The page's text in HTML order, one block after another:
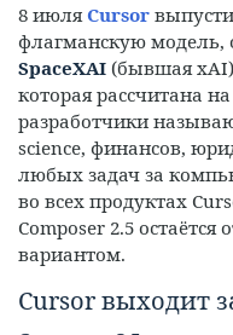
8 июля Cursor
флагманскую модель,
SpaceXAI (бывшая
которая рассчитана
разработчики
science, финансов,
любых задач за
во всех продуктах
Composer 2.5
вариантом.
Cursor выходит